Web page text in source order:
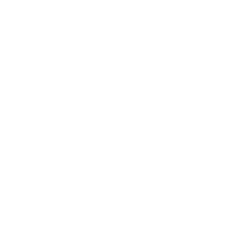
profilati per macchine